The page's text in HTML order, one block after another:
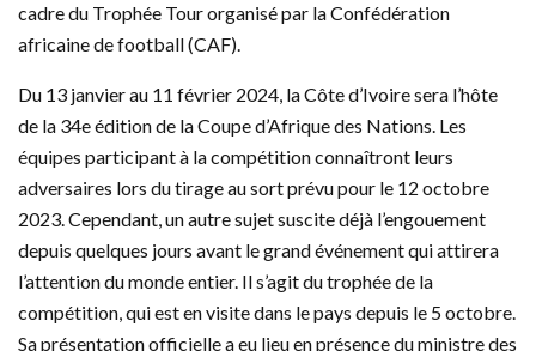
cadre du Trophée Tour organisé par la Confédération
africaine de football (CAF).
Du 13 janvier au 11 février 2024, la Côte d’Ivoire sera l’hôte
de la 34e édition de la Coupe d’Afrique des Nations. Les
équipes participant à la compétition connaîtront leurs
adversaires lors du tirage au sort prévu pour le 12 octobre
2023. Cependant, un autre sujet suscite déjà l’engouement
depuis quelques jours avant le grand événement qui attirera
l’attention du monde entier. Il s’agit du trophée de la
compétition, qui est en visite dans le pays depuis le 5 octobre.
Sa présentation officielle a eu lieu en présence du ministre des